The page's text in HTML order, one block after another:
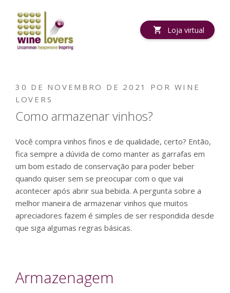
conteúdo
Loja virtual
PUBLICADO
EM
30 DE NOVEMBRO DE 2021 POR WINE
LOVERS
Como armazenar vinhos?
Você compra vinhos finos e de qualidade, certo? Então,
fica sempre a dúvida de como manter as garrafas em
um bom estado de conservação para poder beber
quando quiser sem se preocupar com o que vai
acontecer após abrir sua bebida. A pergunta sobre a
melhor maneira de armazenar vinhos que muitos
apreciadores fazem é simples de ser respondida desde
que siga algumas regras básicas.
Armazenagem